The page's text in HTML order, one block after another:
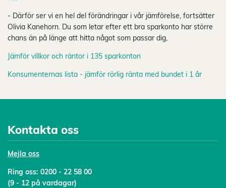
- Därför ser vi en hel del förändringar i vår jämförelse, fortsätter
Olivia Kanehorn. Du som letar efter ett bra sparkonto har större
chans än på länge att hitta något som passar dig,
Jämför villkor och räntor i 135 sparkonton
Konsumenternas lista - jämför rörlig ränta med bundet i 1 år
Kontakta oss
Mejla oss
Ring oss: 0200 - 22 58 00
(9 - 12 på vardagar)